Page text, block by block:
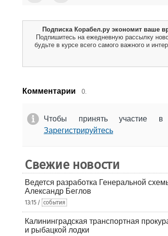
Подписка Корабел.ру экономит ваше
Подпишитесь на ежедневную рассылку
будьте в курсе всего самого важного и
Комментарии 0.
Чтобы принять участие
Зарегистрируйтесь
Свежие новости
Ведется разработка Генеральной
Александр Беглов
13:15 / события
Калининградская транспортная
и рыбацкой лодки